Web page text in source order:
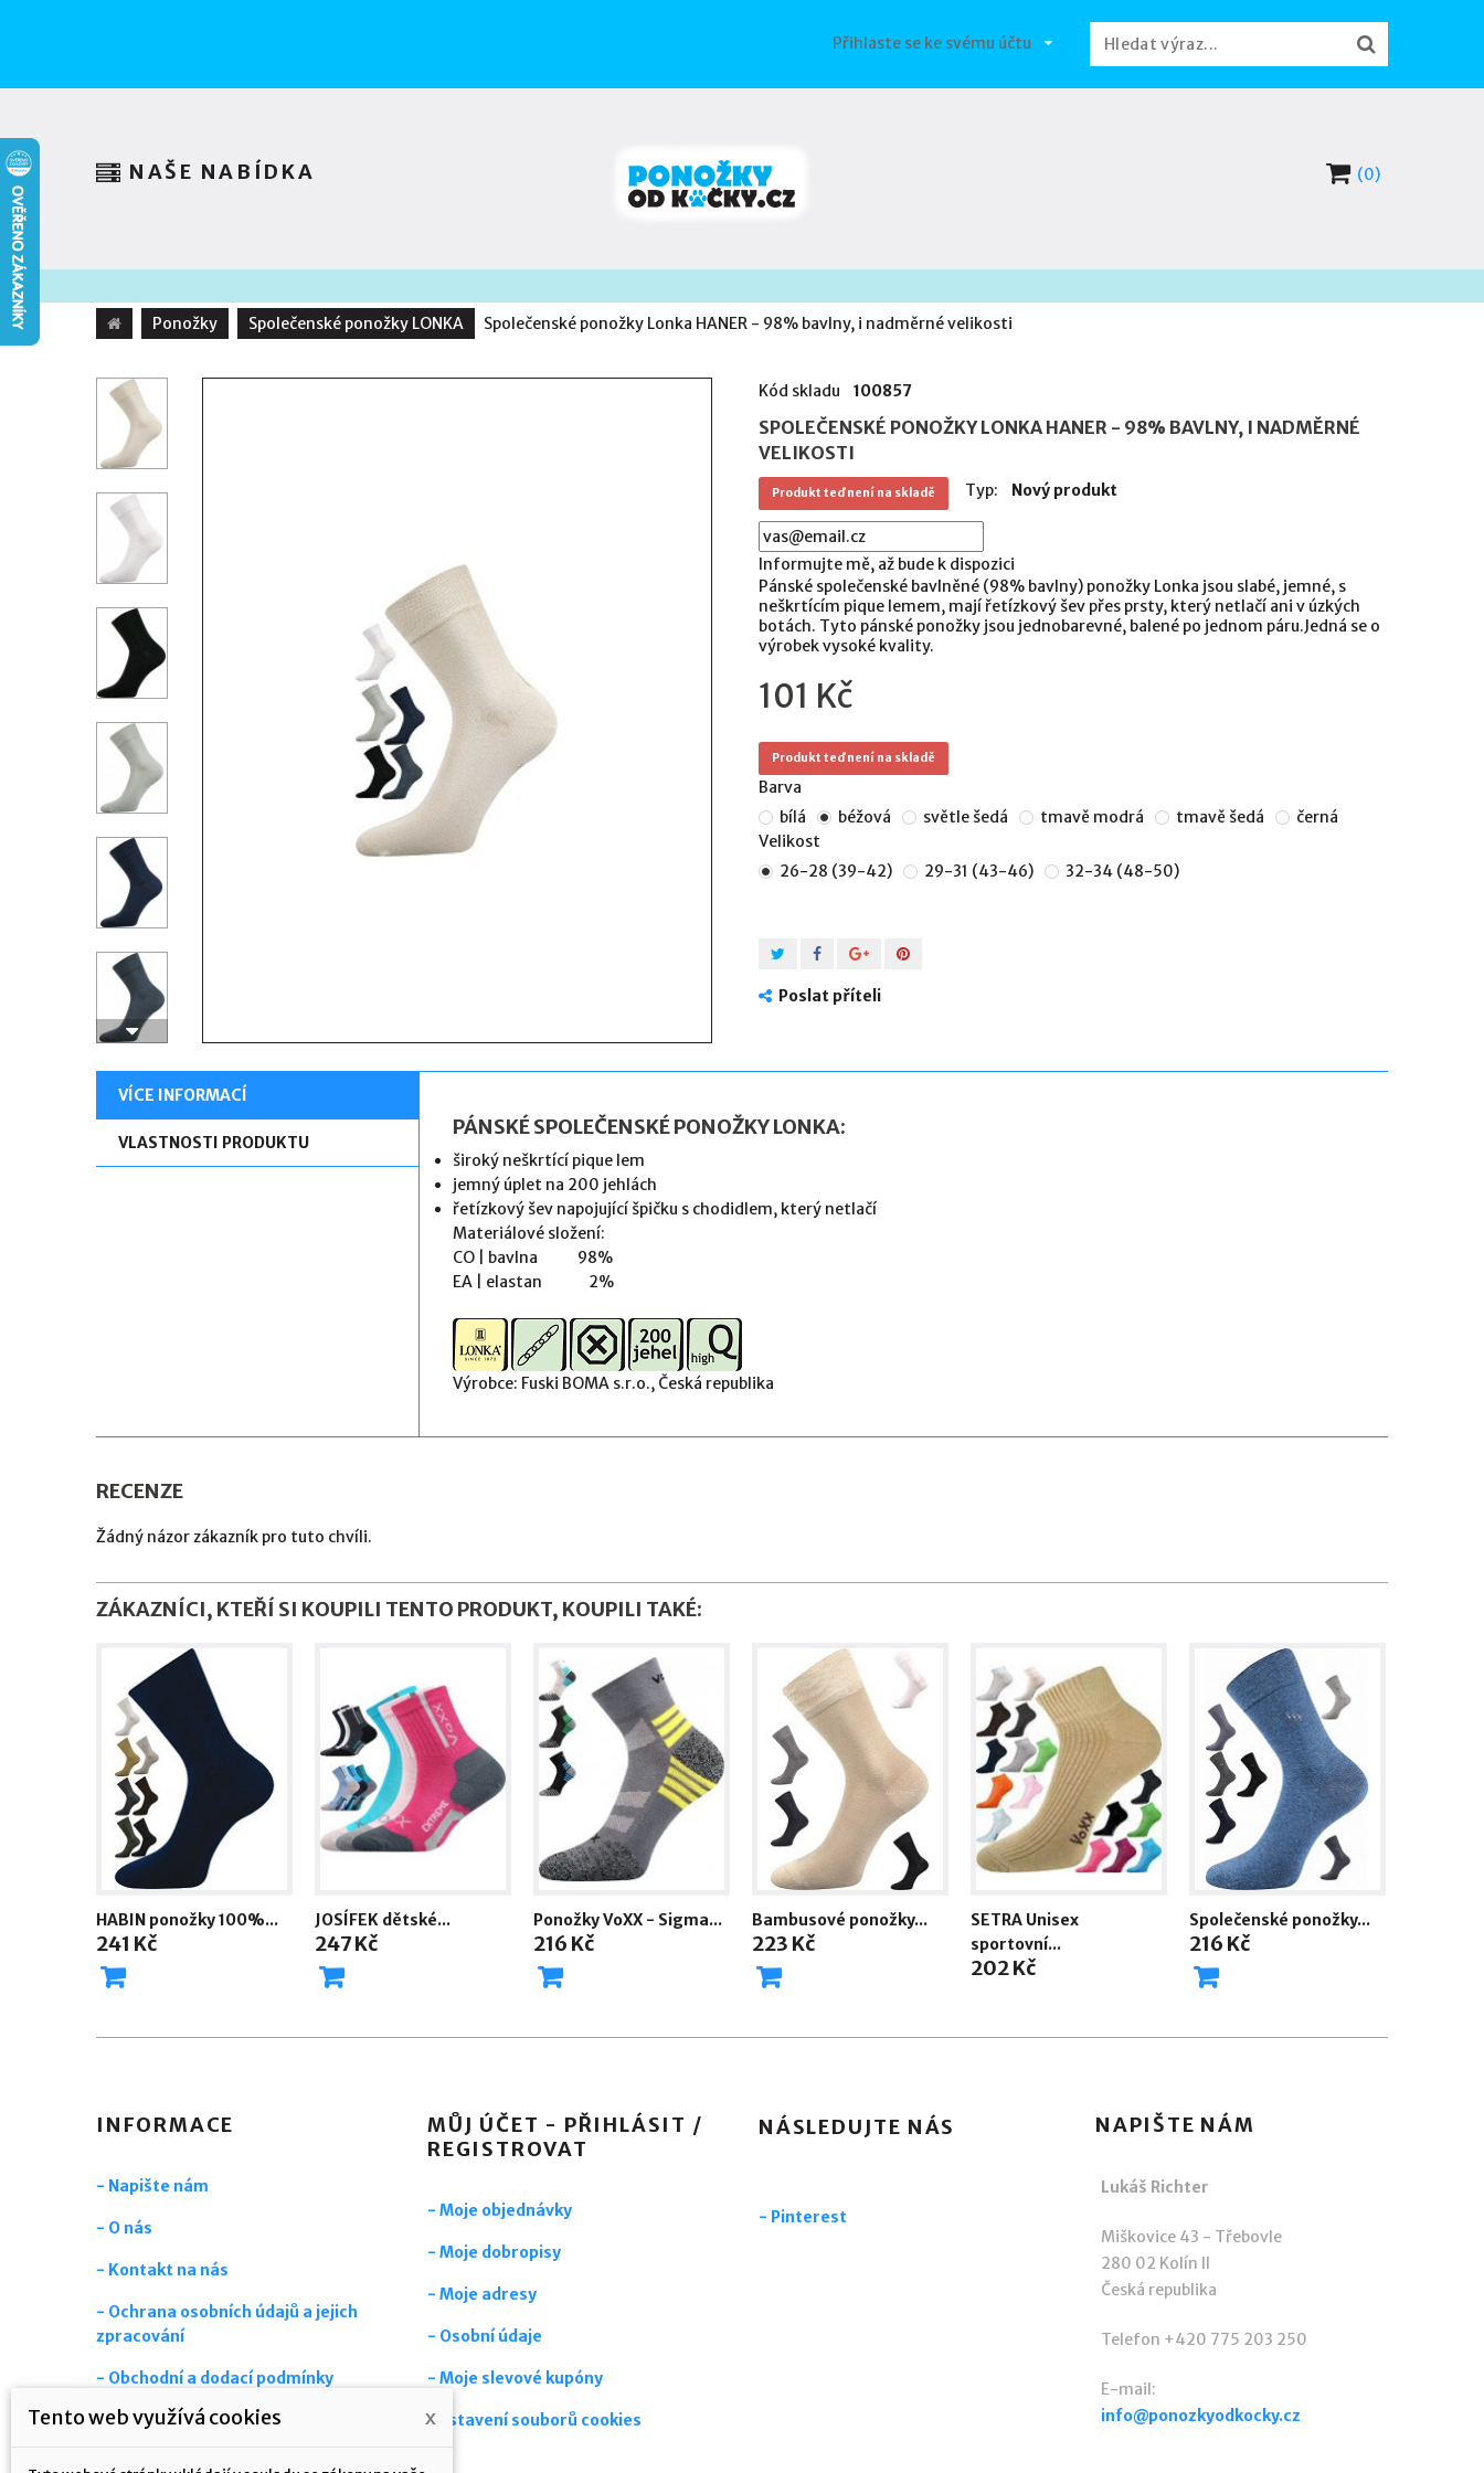
Přihlaste se ke svému účtu
(0)
NAŠE NABÍDKA
Ponožky Společenské ponožky LONKA Společenské ponožky Lonka HANER - 98% bavlny, i nadměrné velikosti
Kód skladu 100857
SPOLEČENSKÉ PONOŽKY LONKA HANER - 98% BAVLNY, I NADMĚRNÉ
VELIKOSTI
Produkt teď není na skladě Typ: Nový produkt
Informujte mě, až bude k dispozici
Pánské společenské bavlněné (98% bavlny) ponožky Lonka jsou slabé, jemné, s
neškrtícím pique lemem, mají řetízkový šev přes prsty, který netlačí ani v úzkých
botách. Tyto pánské ponožky jsou jednobarevné, balené po jednom páru.Jedná se o
výrobek vysoké kvality.
101 Kč
Produkt teď není na skladě
Barva
bílá
béžová světle šedá tmavě modrá tmavě šedá
černá
Velikost
26-28 (39-42)
29-31 (43-46) 32-34 (48-50)
Poslat příteli
VÍCE INFORMACÍ
VLASTNOSTI PRODUKTU
PÁNSKÉ SPOLEČENSKÉ PONOŽKY LONKA:
široký neškrtící pique lem
jemný úplet na 200 jehlách
řetízkový šev napojující špičku s chodidlem, který netlačí
Materiálové složení:
CO | bavlna 98%
EA | elastan 2%
Výrobce: Fuski BOMA s.r.o., Česká republika
RECENZE
Žádný názor zákazník pro tuto chvíli.
ZÁKAZNÍCI, KTEŘÍ SI KOUPILI TENTO PRODUKT, KOUPILI TAKÉ:
HABIN ponožky 100%...
241 Kč
JOSÍFEK dětské...
247 Kč
Ponožky VoXX - Sigma...
216 Kč
Bambusové ponožky...
223 Kč
SETRA Unisex
sportovní...
202 Kč
Společenské ponožky...
216 Kč
INFORMACE
- Napište nám
- O nás
- Kontakt na nás
- Ochrana osobních údajů a jejich
zpracování
- Obchodní a dodací podmínky
- Časté dotazy
MŮJ ÚČET - PŘIHLÁSIT /
REGISTROVAT
- Moje objednávky
- Moje dobropisy
- Moje adresy
- Osobní údaje
- Moje slevové kupóny
Nastavení souborů cookies
NÁSLEDUJTE NÁS
- Pinterest
NAPIŠTE NÁM
Lukáš Richter
Miškovice 43 - Třebovle
280 02 Kolín II
Česká republika
Telefon +420 775 203 250
E-mail:
info@ponozkyodkocky.cz
Tento web využívá cookies x